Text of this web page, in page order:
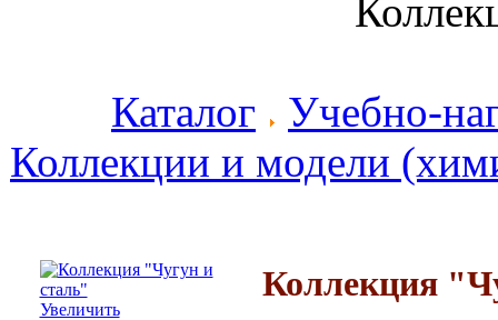
Каталог
Учебно-
Коллекции и модели
Увеличить
Коллекция